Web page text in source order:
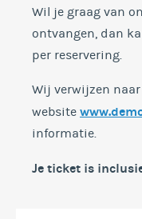
Wil je graag van
ontvangen, dan
per reservering.
Wij verwijzen
website
informatie.
Je ticket is